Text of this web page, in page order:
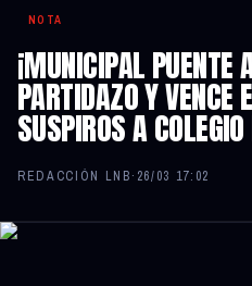
NOTA
¡MUNICIPAL PUENTE
PARTIDAZO Y VENCE
SUSPIROS A
REDACCIÓN LNB· 26/03 17:02